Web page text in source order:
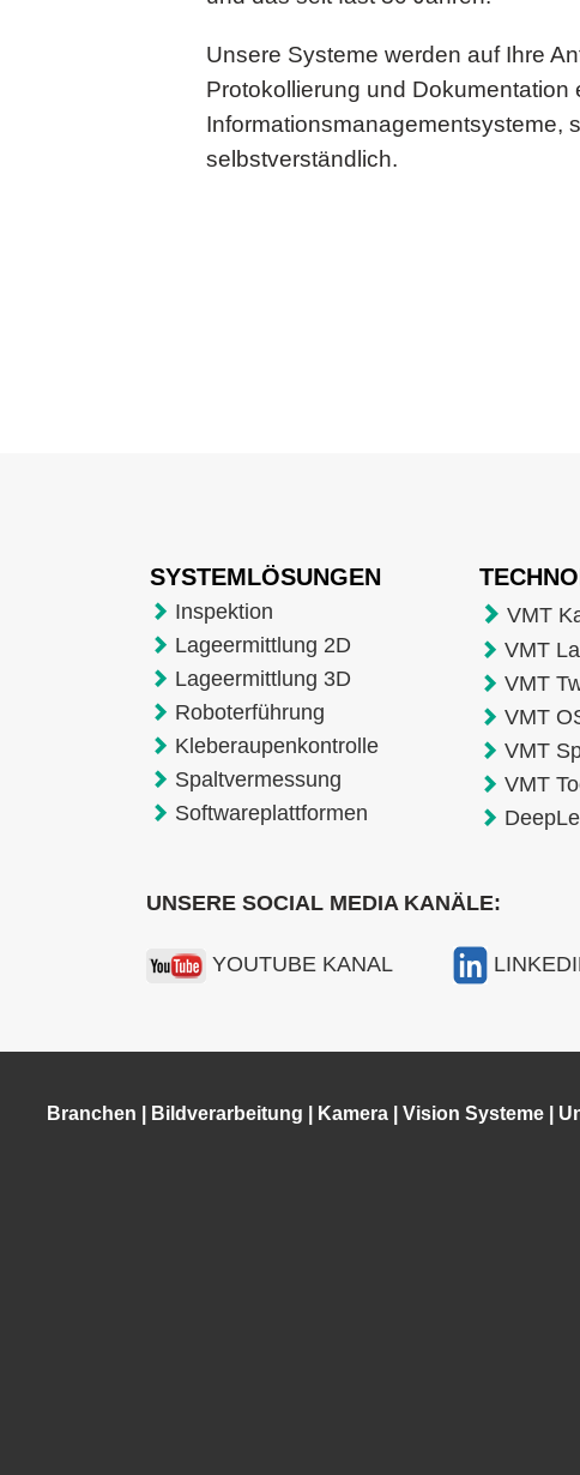
Unsere Systeme werden auf Ihre
Protokollierung und
Informationsmanagementsysteme,
selbstverständlich.
SYSTEMLÖSUNGEN
Inspektion
Lageermittlung 2D
Lageermittlung 3D
Roboterführung
Kleberaupenkontrolle
Spaltvermessung
Softwareplattformen
VMT
VMT
VMT
VMT
VMT
VMT
UNSERE SOCIAL MEDIA KANÄLE:
YOUTUBE KANAL
Branchen Bildverarbeitung Kamera| Vision Systeme|